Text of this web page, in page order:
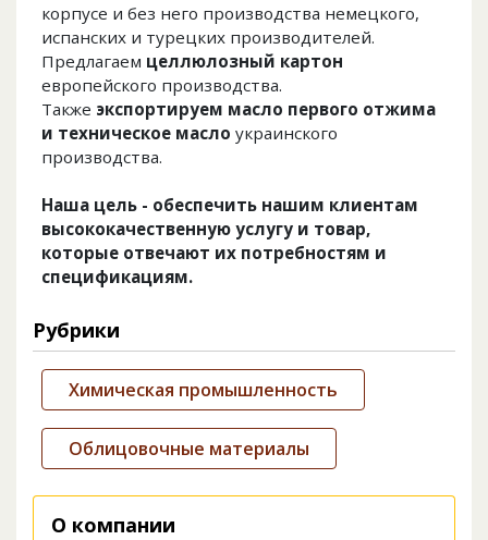
корпусе и без него производства немецкого,
испанских и турецких производителей.
Предлагаем целлюлозный картон
европейского производства.
Также экспортируем масло первого отжима
и техническое масло украинского
производства.
Наша цель - обеспечить нашим клиентам
высококачественную услугу и товар,
которые отвечают их потребностям и
спецификациям.
Рубрики
Химическая промышленность
Облицовочные материалы
О компании